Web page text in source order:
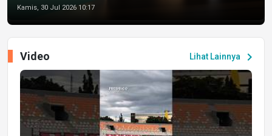
Kamis, 30 Jul 2026 10:17
Lihat Lainnya chevron_right
Video